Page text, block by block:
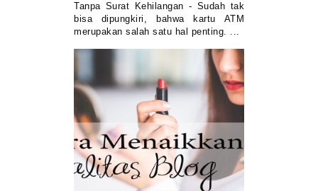
Tanpa Surat Kehilangan - Sudah tak
bisa dipungkiri, bahwa kartu ATM
merupakan salah satu hal penting. ...